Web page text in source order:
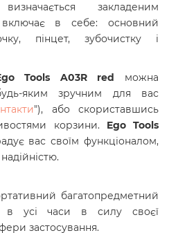
закладеним
включає в себе: основний
пінцет, зубочистку і
Tools A03R red
можна
яким зручним для вас
"), або скориставшись
корзини. Ego Tools
вас своїм функціоналом,
багатопредметний
в усі часи в силу своєї
застосування.